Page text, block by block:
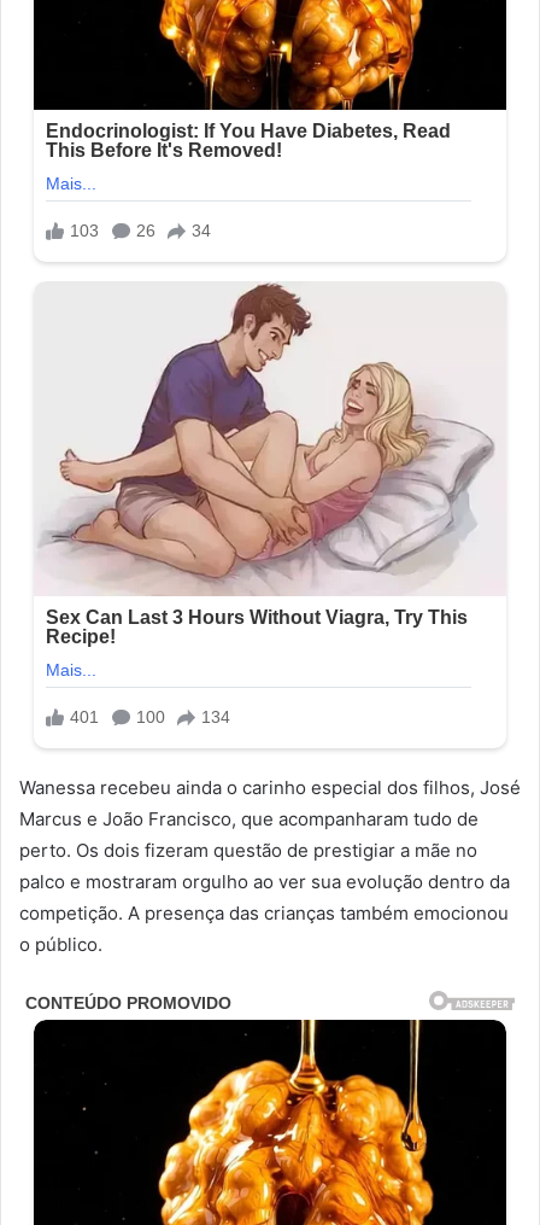
Wanessa recebeu ainda o carinho especial dos filhos, José
Marcus e João Francisco, que acompanharam tudo de
perto. Os dois fizeram questão de prestigiar a mãe no
palco e mostraram orgulho ao ver sua evolução dentro da
competição. A presença das crianças também emocionou
o público.